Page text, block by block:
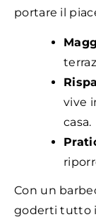
portare il
vive
casa.
Con un
goderti tutto